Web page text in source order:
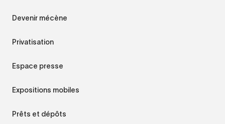
Devenir mécène
Privatisation
Espace presse
Expositions mobiles
Prêts et dépôts